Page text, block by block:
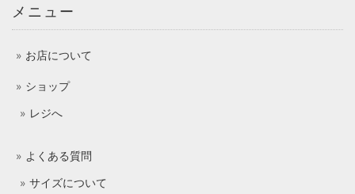
メニュー
お店について
ショップ
レジへ
よくある質問
サイズについて